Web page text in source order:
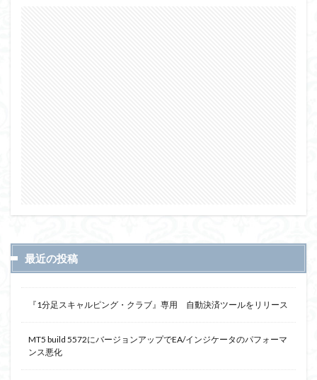
最近の投稿
『1分足スキャルピング・クラブ』専用 自動決済ツールをリリース
MT5 build 5572にバージョンアップでEA/インジケータのパフォーマ
ンス悪化